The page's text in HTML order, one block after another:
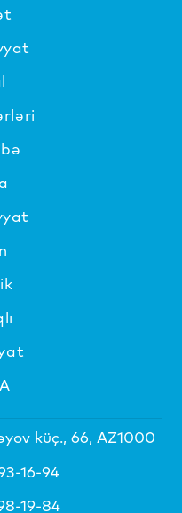
küç., 66, AZ1000
16-94
19-84